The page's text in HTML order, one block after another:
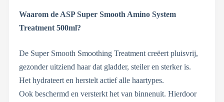
Waarom de ASP Super Smooth Amino System
Treatment 500ml?
De Super Smooth Smoothing Treatment creëert pluisvrij,
gezonder uitziend haar dat gladder, steiler en sterker is.
Het hydrateert en herstelt actief alle haartypes.
Ook beschermd en versterkt het van binnenuit. Hierdoor